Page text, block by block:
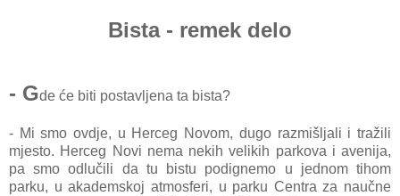
Bista - remek delo
- Gde će biti postavljena ta bista?
- Mi smo ovdje, u Herceg Novom, dugo razmišljali i tražili
mjesto. Herceg Novi nema nekih velikih parkova i avenija,
pa smo odlučili da tu bistu podignemo u jednom tihom
parku, u akademskoj atmosferi, u parku Centra za naučne